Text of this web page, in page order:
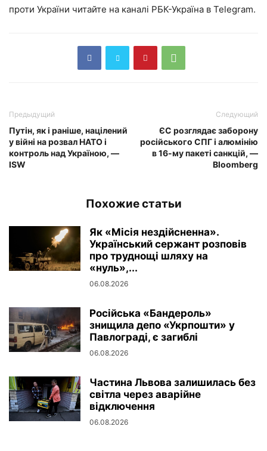
проти України читайте на каналі РБК-Україна в Telegram.
Предыдущий
Путін, як і раніше, націлений
у війні на розвал НАТО і
контроль над Україною, —
ISW
Следующий
ЄС розглядає заборону
російського СПГ і алюмінію
в 16-му пакеті санкцій, —
Bloomberg
Похожие статьи
Як «Місія нездійсненна».
Український сержант розповів
про труднощі шляху на
«нуль»,...
06.08.2026
Російська «Бандероль»
знищила депо «Укрпошти» у
Павлограді, є загиблі
06.08.2026
Частина Львова залишилась без
світла через аварійне
відключення
06.08.2026